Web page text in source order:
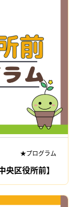
★プログラム
区役所前】